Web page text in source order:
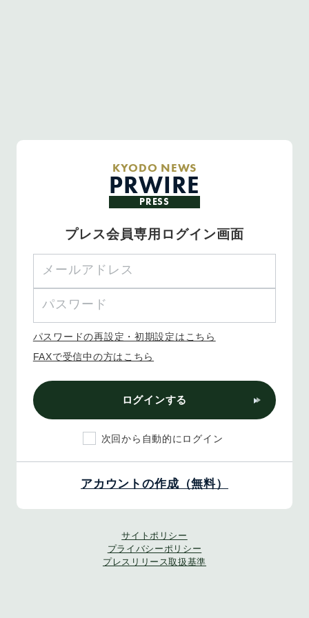
KYODO NEWS
PRWIRE
PRESS
プレス会員専用ログイン画面
パスワードの再設定・初期設定はこちら
FAXで受信中の方はこちら
ログインする
次回から自動的にログイン
アカウントの作成（無料）
サイトポリシー
プライバシーポリシー
プレスリリース取扱基準